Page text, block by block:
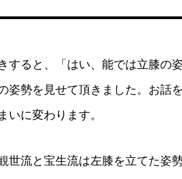
すると、「はい、能では立膝の
姿勢を見せて頂きました。お話
いに変わります。
世流と宝生流は左膝を立てた姿